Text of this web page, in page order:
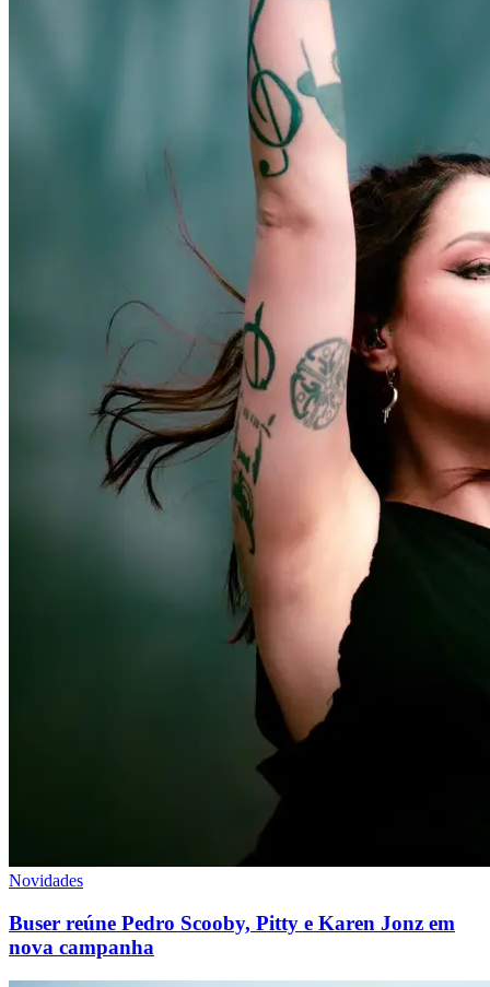
Novidades
Buser reúne Pedro Scooby, Pitty e Karen Jonz em
nova campanha